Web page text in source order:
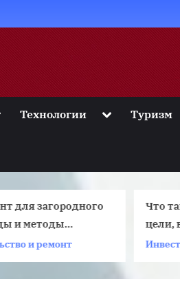
Технологии ToggleТуризм
Что такое
цели, виды, куда
инвестировать
Инвестиции